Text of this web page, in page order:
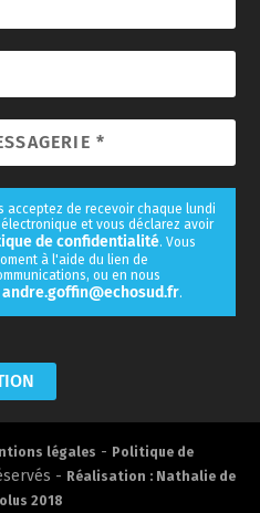
acceptez de recevoir chaque lundi
et vous déclarez avoir
de confidentialité. Vous
à l'aide du lien de
ou en nous
andre.goffin@echosud.fr.
légales - Politique de
- Réalisation : Nathalie de
2018